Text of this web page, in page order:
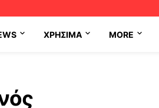
ΧΡΉΣΙΜΑ MORE